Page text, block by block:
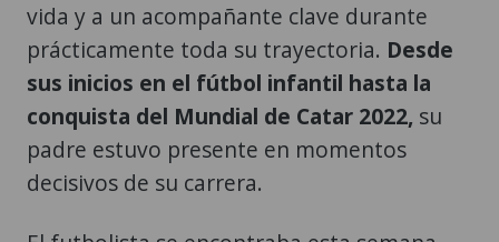
vida y a un acompañante clave durante
prácticamente toda su trayectoria. Desde
sus inicios en el fútbol infantil hasta la
conquista del Mundial de Catar 2022, su
padre estuvo presente en momentos
decisivos de su carrera.